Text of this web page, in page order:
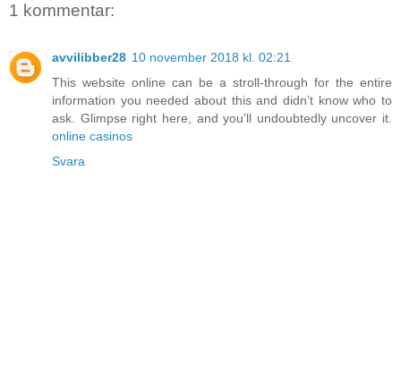
1 kommentar:
avvilibber28 10 november 2018 kl. 02:21
This website online can be a stroll-through for the entire
information you needed about this and didn’t know who to
ask. Glimpse right here, and you’ll undoubtedly uncover it.
online casinos
Svara